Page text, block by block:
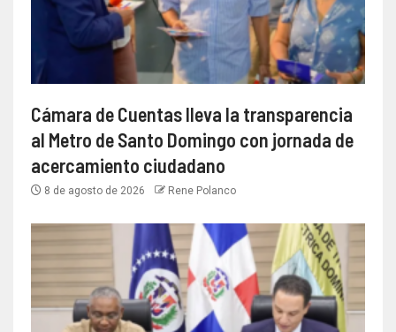
Cámara de Cuentas lleva la transparencia
al Metro de Santo Domingo con jornada de
acercamiento ciudadano
8 de agosto de 2026 Rene Polanco